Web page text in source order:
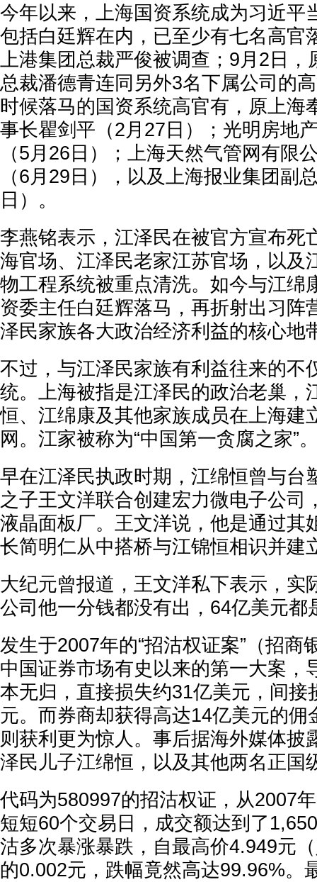
今年以来，上海国资系统成为习近平
包括白廷辉在内，已至少有七名高官
上港集团总裁严俊被调查；9月2日，
总裁潘德青连同另外3名下属公司的
时候落马的国资系统高官有，原上海
事长瞿剑平（2月27日）；光明房地
（5月26日）；上海天然气管网有限
（6月29日），以及上海报业集团副
日）。
李燕铭表示，江泽民在被官方宣布死
海官场、江泽民老家江苏官场，以及
物工程系统被重点清洗。如今与江绵
资委主任白廷辉落马，再折射出习阵
泽民家族各大政治经济利益的核心地
不过，与江泽民家族有利益往来的不
统。上海被指是江泽民的政治老巢，
恒、江绵康及其他家族成员在上海建
网。江家被称为“中国第一贪腐之家”
早在江泽民执政时期，江绵恒曾与台
之子王文洋联合创建宏力微电子公司
液晶面板厂。王文洋说，他是通过其
长简明仁从中搭桥与江锦恒相识并建
大纪元曾报道，王文洋私下表示，实
公司他一分钱都没有出，64亿美元都
发生于2007年的“招沽权证案”（招商
中国证券市场有史以来的第一大案，
本无归，直接损失约31亿美元，间接
元。而券商却获得高达14亿美元的佣
则获利更为惊人。事后据海外媒体披
泽民儿子江绵恒，以及其他两名正国
代码为580997的招沽权证，从2007
短短60个交易日，成交额达到了
沽多次暴涨暴跌，自最高价4.949元
的0.002元，跌幅竟然高达99.96%。